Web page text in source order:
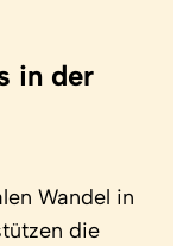
in der
Wandel in
die